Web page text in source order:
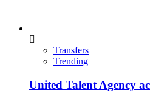
Transfers
Trending
United Talent Agency